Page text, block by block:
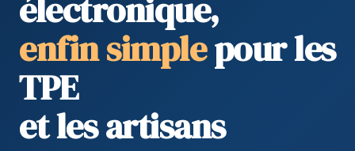
électronique,
enfin simplepour les
TPE
et les artisans